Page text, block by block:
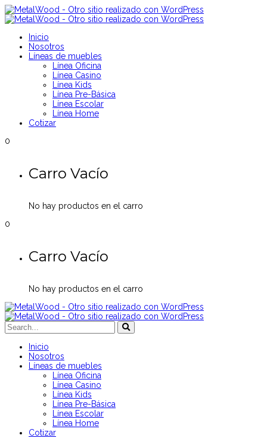
Inicio
Nosotros
Líneas de muebles
Línea Oficina
Línea Casino
Línea Kids
Línea Pre-Básica
Línea Escolar
Línea Home
Cotizar
0
Carro Vacío
No hay productos en el carro
0
Carro Vacío
No hay productos en el carro
Inicio
Nosotros
Líneas de muebles
Línea Oficina
Línea Casino
Línea Kids
Línea Pre-Básica
Línea Escolar
Línea Home
Cotizar